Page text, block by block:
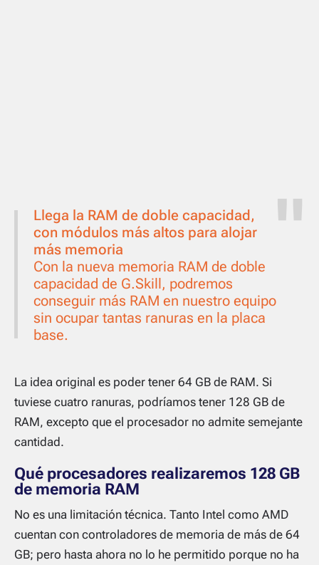
Llega la RAM de doble capacidad,
con módulos más altos para alojar
más memoria
Con la nueva memoria RAM de doble
capacidad de G.Skill, podremos
conseguir más RAM en nuestro equipo
sin ocupar tantas ranuras en la placa
base.
La idea original es poder tener 64 GB de RAM. Si
tuviese cuatro ranuras, podríamos tener 128 GB de
RAM, excepto que el procesador no admite semejante
cantidad.
Qué procesadores realizaremos 128 GB
de memoria RAM
No es una limitación técnica. Tanto Intel como AMD
cuentan con controladores de memoria de más de 64
GB; pero hasta ahora no lo he permitido porque no ha